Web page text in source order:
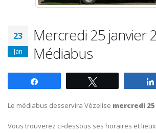
23
Jan
Mercredi 25 janvier
Médiabus
Le médiabus desservira Vézelise mercredi
Vous trouverez ci-dessous ses horaires et